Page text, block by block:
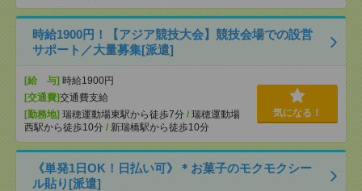
時給1900円！【アジア競技大会】競技会場での設営
サポート／大量募集[派遣]
[給 与] 時給1900円
[交通費]交通費支給
[勤務地] 瑞穂運動場東駅から徒歩7分 / 瑞穂運動場
西駅から徒歩10分 / 新瑞橋駅から徒歩10分
気になる！
《単発1日OK！日払い可》＊お菓子のモクモクシー
ル貼り[派遣]